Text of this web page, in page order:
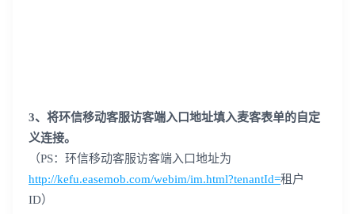
3、将环信移动客服访客端入口地址填入麦客表单的自定
义连接。
（PS：环信移动客服访客端入口地址为
http://kefu.easemob.com/webim/im.html?tenantId=租户
ID）